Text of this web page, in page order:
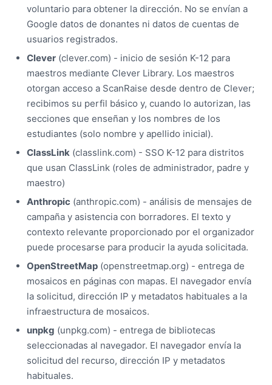
voluntario para obtener la dirección. No se envían a
Google datos de donantes ni datos de cuentas de
usuarios registrados.
Clever (clever.com) - inicio de sesión K-12 para
maestros mediante Clever Library. Los maestros
otorgan acceso a ScanRaise desde dentro de Clever;
recibimos su perfil básico y, cuando lo autorizan, las
secciones que enseñan y los nombres de los
estudiantes (solo nombre y apellido inicial).
ClassLink (classlink.com) - SSO K-12 para distritos
que usan ClassLink (roles de administrador, padre y
maestro)
Anthropic (anthropic.com) - análisis de mensajes de
campaña y asistencia con borradores. El texto y
contexto relevante proporcionado por el organizador
puede procesarse para producir la ayuda solicitada.
OpenStreetMap (openstreetmap.org) - entrega de
mosaicos en páginas con mapas. El navegador envía
la solicitud, dirección IP y metadatos habituales a la
infraestructura de mosaicos.
unpkg (unpkg.com) - entrega de bibliotecas
seleccionadas al navegador. El navegador envía la
solicitud del recurso, dirección IP y metadatos
habituales.